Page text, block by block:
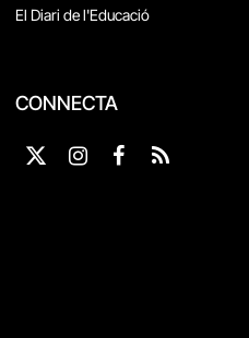
El Diari de l'Educació
CONNECTA
X
Instagram
Facebook
RSS